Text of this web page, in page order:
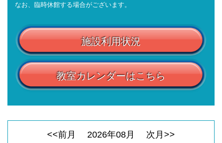
なお、臨時休館する場合がございます。
施設利用状況
教室カレンダーはこちら
<<前月 2026年08 月 次月>>